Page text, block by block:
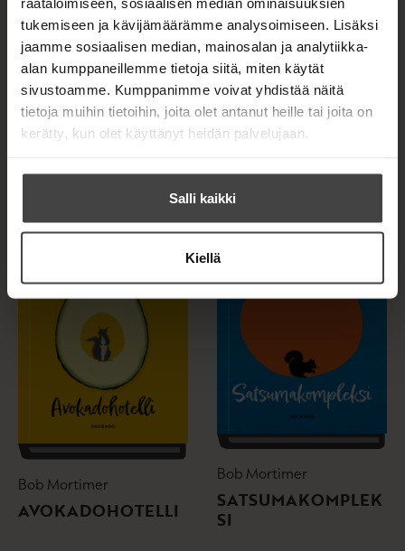
tukemiseen ja kävijämäärämme analysoimiseen. Lisäksi
jaamme sosiaalisen median, mainosalan ja analytiikka-
alan kumppaneillemme tietoja siitä, miten käytät
sivustoamme. Kumppanimme voivat yhdistää näitä
tietoja muihin tietoihin, joita olet antanut heille tai joita on
kerätty, kun olet käyttänyt heidän palvelujaan.
Salli kaikki
Kiellä
TEOKSET
Bob Mortimer
AVOKADOHOTELLI
Bob Mortimer
SATSUMAKOMPLEK
SI